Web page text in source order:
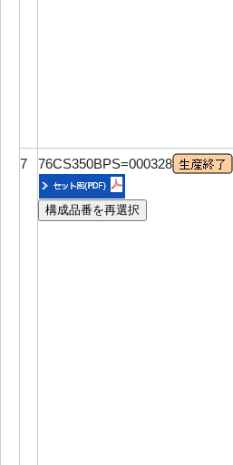
7
76CS350BPS=000328
構成品番を再選択